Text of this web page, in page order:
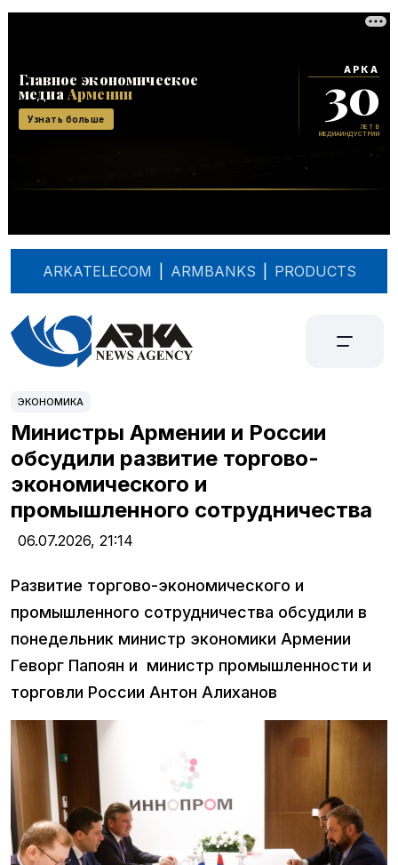
ARKATELECOM ARMBANKS PRODUCTS
ЭКОНОМИКА
Министры Армении и России
обсудили развитие торгово-
экономического и
промышленного сотрудничества
06.07.2026, 21:14
Развитие торгово-экономического и
промышленного сотрудничества обсудили в
понедельник министр экономики Армении
Геворг Папоян и министр промышленности и
торговли России Антон Алиханов